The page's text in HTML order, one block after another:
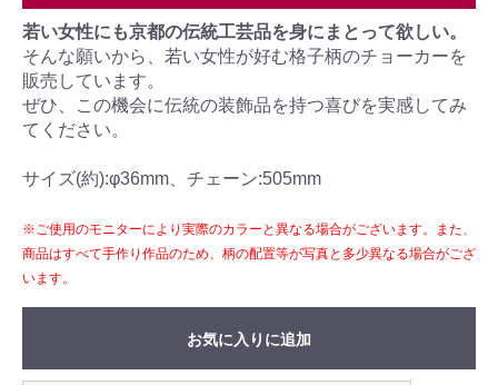
若い女性にも京都の伝統工芸品を身にまとって欲しい。
そんな願いから、若い女性が好む格子柄のチョーカーを
販売しています。
ぜひ、この機会に伝統の装飾品を持つ喜びを実感してみ
てください。
サイズ(約):φ36mm、チェーン:505mm
※ご使用のモニターにより実際のカラーと異なる場合がございます。また、
商品はすべて手作り作品のため、柄の配置等が写真と多少異なる場合がござ
います。
お気に入りに追加